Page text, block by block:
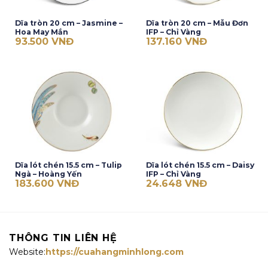
Dĩa tròn 20 cm – Jasmine –
Hoa May Mắn
93.500 VNĐ
Dĩa tròn 20 cm – Mẫu Đơn
IFP – Chỉ Vàng
137.160 VNĐ
Dĩa lót chén 15.5 cm – Tulip
Ngà – Hoàng Yến
183.600 VNĐ
Dĩa lót chén 15.5 cm – Daisy
IFP – Chỉ Vàng
24.648 VNĐ
THÔNG TIN LIÊN HỆ
Website:https://cuahangminhlong.com